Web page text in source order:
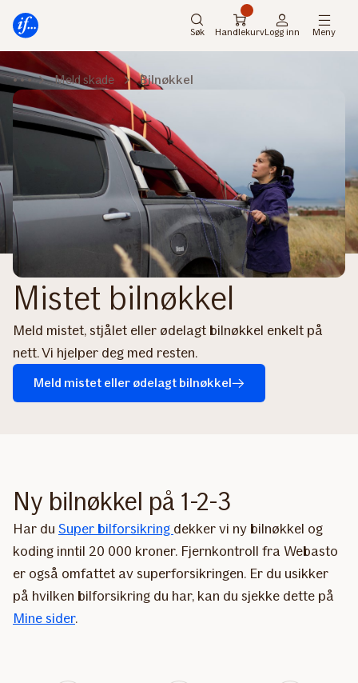
innhold
Søk HandlekurvLogg inn Meny
Meld skade Bilnøkkel
Mistet bilnøkkel
Meld mistet, stjålet eller ødelagt bilnøkkel enkelt på
nett. Vi hjelper deg med resten.
Meld mistet eller ødelagt bilnøkkel
Ny bilnøkkel på 1-2-3
Har du Super bilforsikring dekker vi ny bilnøkkel og
koding inntil 20 000 kroner. Fjernkontroll fra Webasto
er også omfattet av superforsikringen. Er du usikker
på hvilken bilforsikring du har, kan du sjekke dette på
Mine sider.